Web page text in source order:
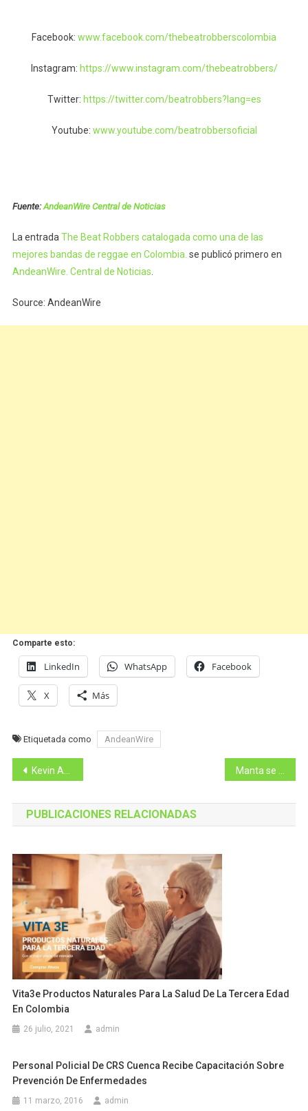
Facebook: www.facebook.com/thebeatrobberscolombia
Instagram: https://www.instagram.com/thebeatrobbers/
Twitter: https://twitter.com/beatrobbers?lang=es
Youtube: www.youtube.com/beatrobbersoficial
Fuente:AndeanWire Central de Noticias
La entrada The Beat Robbers catalogada como una de las
mejores bandas de reggae en Colombia. se publicó primero en
AndeanWire. Central de Noticias
Source: AndeanWire
Comparte esto:
LinkedIn WhatsApp Facebook
X Más
Etiquetada como AndeanWire
Navegación
de
entradas
Kevin Ashton: 'las telecomunicaciones son un derecho'
PUBLICACIONES RELACIONADAS
Vita3e Productos Naturales Para La Salud De La Tercera Edad
En Colombia
26 julio, 2021 admin
Personal Policial De CRS Cuenca Recibe Capacitación Sobre
Prevención De Enfermedades
11 marzo, 2016 admin